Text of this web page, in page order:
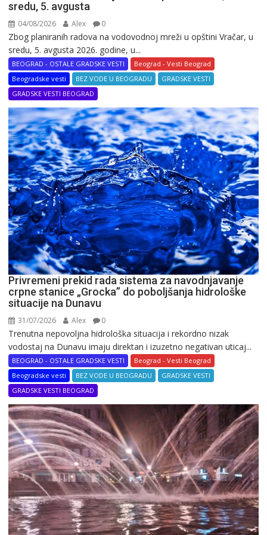
sredu, 5. avgusta
04/08/2026 Alex 0
Zbog planiranih radova na vodovodnoj mreži u opštini Vračar, u
sredu, 5. avgusta 2026. godine, u...
BEOGRAD - OSTALE GRADSKE VESTI
Beograd - Vesti Beograd
Beogradske vesti
BEZ VODE U BEOGRADU
GRADSKE VESTI
GRADSKE VESTI BEOGRAD
Privremeni prekid rada sistema za navodnjavanje
crpne stanice „Grocka” do poboljšanja hidrološke
situacije na Dunavu
31/07/2026 Alex 0
Trenutna nepovoljna hidrološka situacija i rekordno nizak
vodostaj na Dunavu imaju direktan i izuzetno negativan uticaj...
BEOGRAD - OSTALE GRADSKE VESTI
Beograd - Vesti Beograd
Beogradske vesti
BEZ VODE U BEOGRADU
GRADSKE VESTI
GRADSKE VESTI BEOGRAD